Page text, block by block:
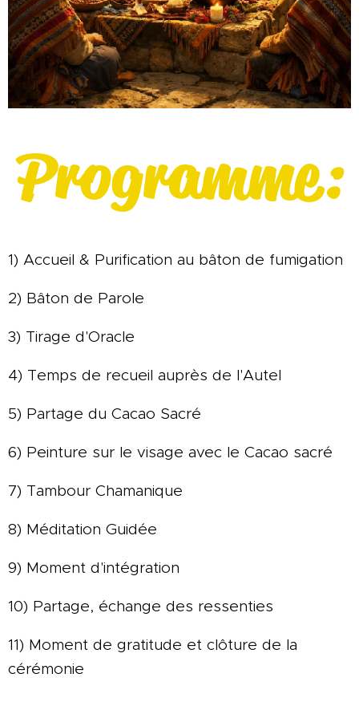
Programme:
1) Accueil & Purification au bâton de fumigation
2) Bâton de Parole
3) Tirage d'Oracle
4) Temps de recueil auprès de l'Autel
5) Partage du Cacao Sacré
6) Peinture sur le visage avec le Cacao sacré
7) Tambour Chamanique
8) Méditation Guidée
9) Moment d'intégration
10) Partage, échange des ressenties
11) Moment de gratitude et clôture de la
cérémonie